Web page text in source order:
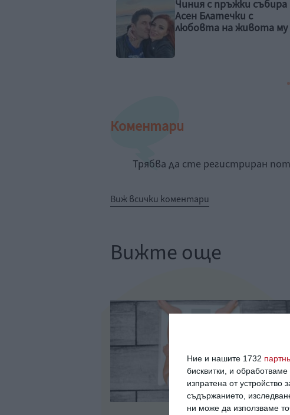
Ние и нашите 1732
бисквитки, и
изпратена от
съдържанието,
ни може да използваме
Да видиш красивото и
хубавото
Коментари
Трябва да сте регистриран
Виж всички коментари
Вижте още